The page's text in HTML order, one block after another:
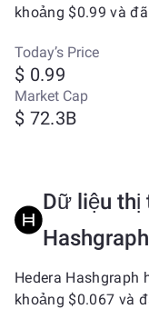
khoảng $0.99 và
Today’s Price
$ 0.99
Market Cap
$ 72.3B
Dữ liệu thị
Hashgraph
Hedera
khoảng $0.067 và